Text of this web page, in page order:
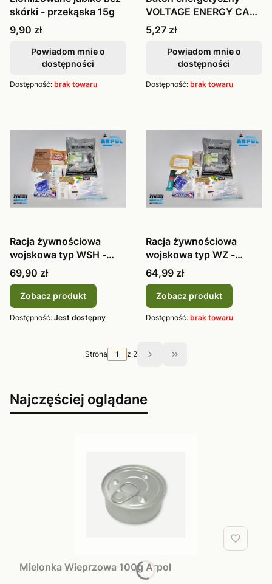
skórki - przekąska 15g
Cena
9,90 zł
Powiadom mnie o
dostępności
Dostępność: brak towaru
VOLTAGE ENERGY CAKE
orzech 65g
Cena
5,27 zł
Powiadom mnie o
dostępności
Dostępność: brak towaru
Racja żywnościowa
wojskowa typ WSH -
Arpol
Cena
69,90 zł
Zobacz produkt
Dostępność: Jest dostępny
Racja żywnościowa
wojskowa typ WZ -
Arpol
Cena
64,99 zł
Zobacz produkt
Dostępność: brak towaru
Strona z 2 Przejdź do ostatniej
Najczęściej oglądane
Mielonka Wieprzowa 100g Arpol